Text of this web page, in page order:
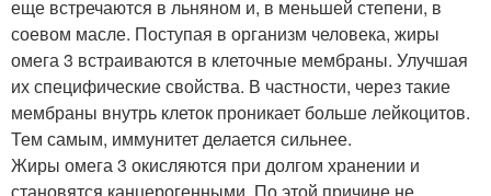
еще встречаются в льняном и, в меньшей степени, в
соевом масле. Поступая в организм человека, жиры
омега 3 встраиваются в клеточные мембраны. Улучшая
их специфические свойства. В частности, через такие
мембраны внутрь клеток проникает больше лейкоцитов.
Тем самым, иммунитет делается сильнее.
Жиры омега 3 окисляются при долгом хранении и